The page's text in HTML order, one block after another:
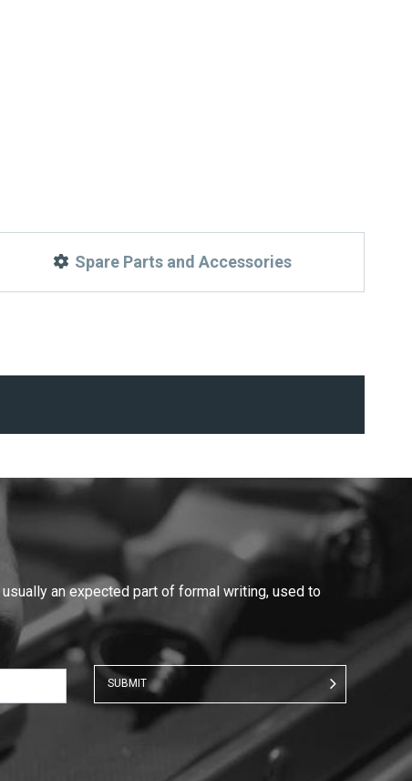
Spare Parts and Accessories
an expected part of formal writing, used to
SUBMIT